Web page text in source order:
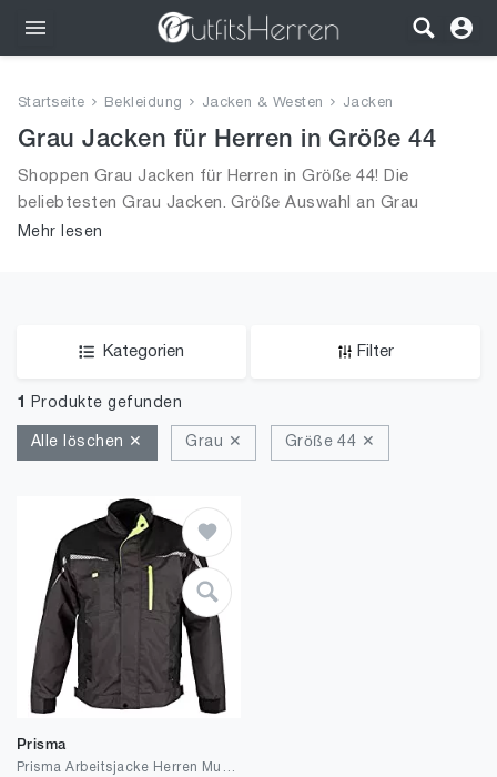
Bekleidung
Wäsche
Schuhe
Startseite Bekleidung Jacken & Westen Jacken
Grau Jacken für Herren in Größe 44
Shoppen Grau Jacken für Herren in Größe 44! Die
beliebtesten Grau Jacken. Größe Auswahl an Grau
Jacken in Größe 44 und alle Trends aus 2026 für Männer!
Mehr lesen
Kategorien Filter
1 Produkte gefunden
Alle löschen ✕ Grau ✕ Größe 44 ✕
Prisma